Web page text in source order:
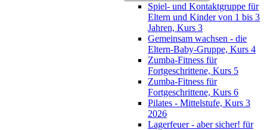
Spiel- und Kontaktgruppe für
Eltern und Kinder von 1 bis 3
Jahren, Kurs 3
Gemeinsam wachsen - die
Eltern-Baby-Gruppe, Kurs 4
Zumba-Fitness für
Fortgeschrittene, Kurs 5
Zumba-Fitness für
Fortgeschrittene, Kurs 6
Pilates - Mittelstufe, Kurs 3
2026
Lagerfeuer - aber sicher! für